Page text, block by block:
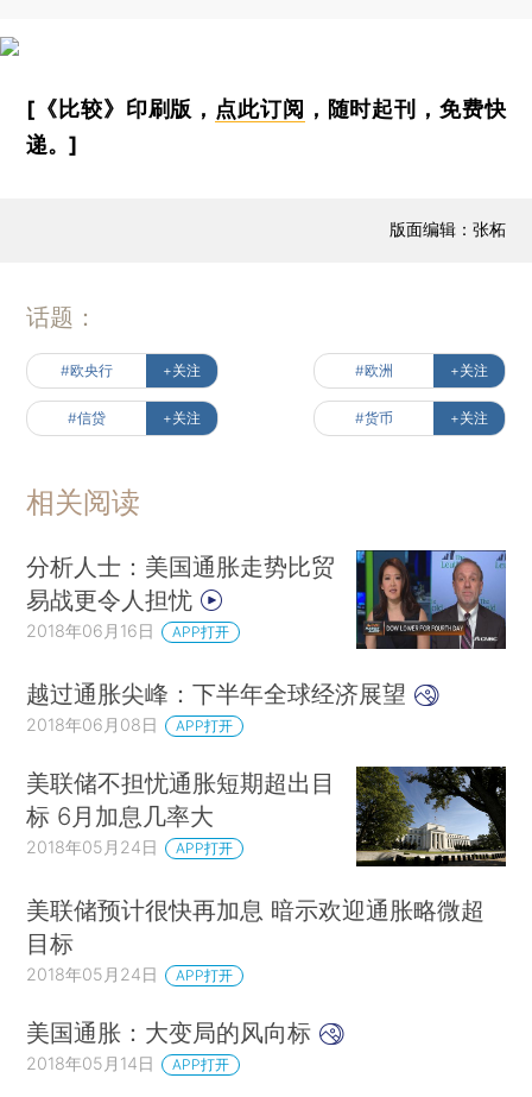
[《比较》印刷版， 点此订阅 ，随时起刊，免费快
递。]
版面编辑：张柘
话题：
#欧央行 +关注 #欧洲 +关注
#信贷 +关注 #货币 +关注
相关阅读
分析人士：美国通胀走势比贸
易战更令人担忧
2018年06月16日 APP打开
越过通胀尖峰：下半年全球经济展望
2018年06月08日 APP打开
美联储不担忧通胀短期超出目
标 6月加息几率大
2018年05月24日 APP打开
美联储预计很快再加息 暗示欢迎通胀略微超
目标
2018年05月24日 APP打开
美国通胀：大变局的风向标
2018年05月14日 APP打开